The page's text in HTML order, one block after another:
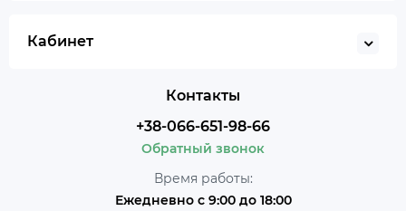
Кабинет
Контакты
+38-066-651-98-66
Обратный звонок
Время работы:
Ежедневно с 9:00 до 18:00